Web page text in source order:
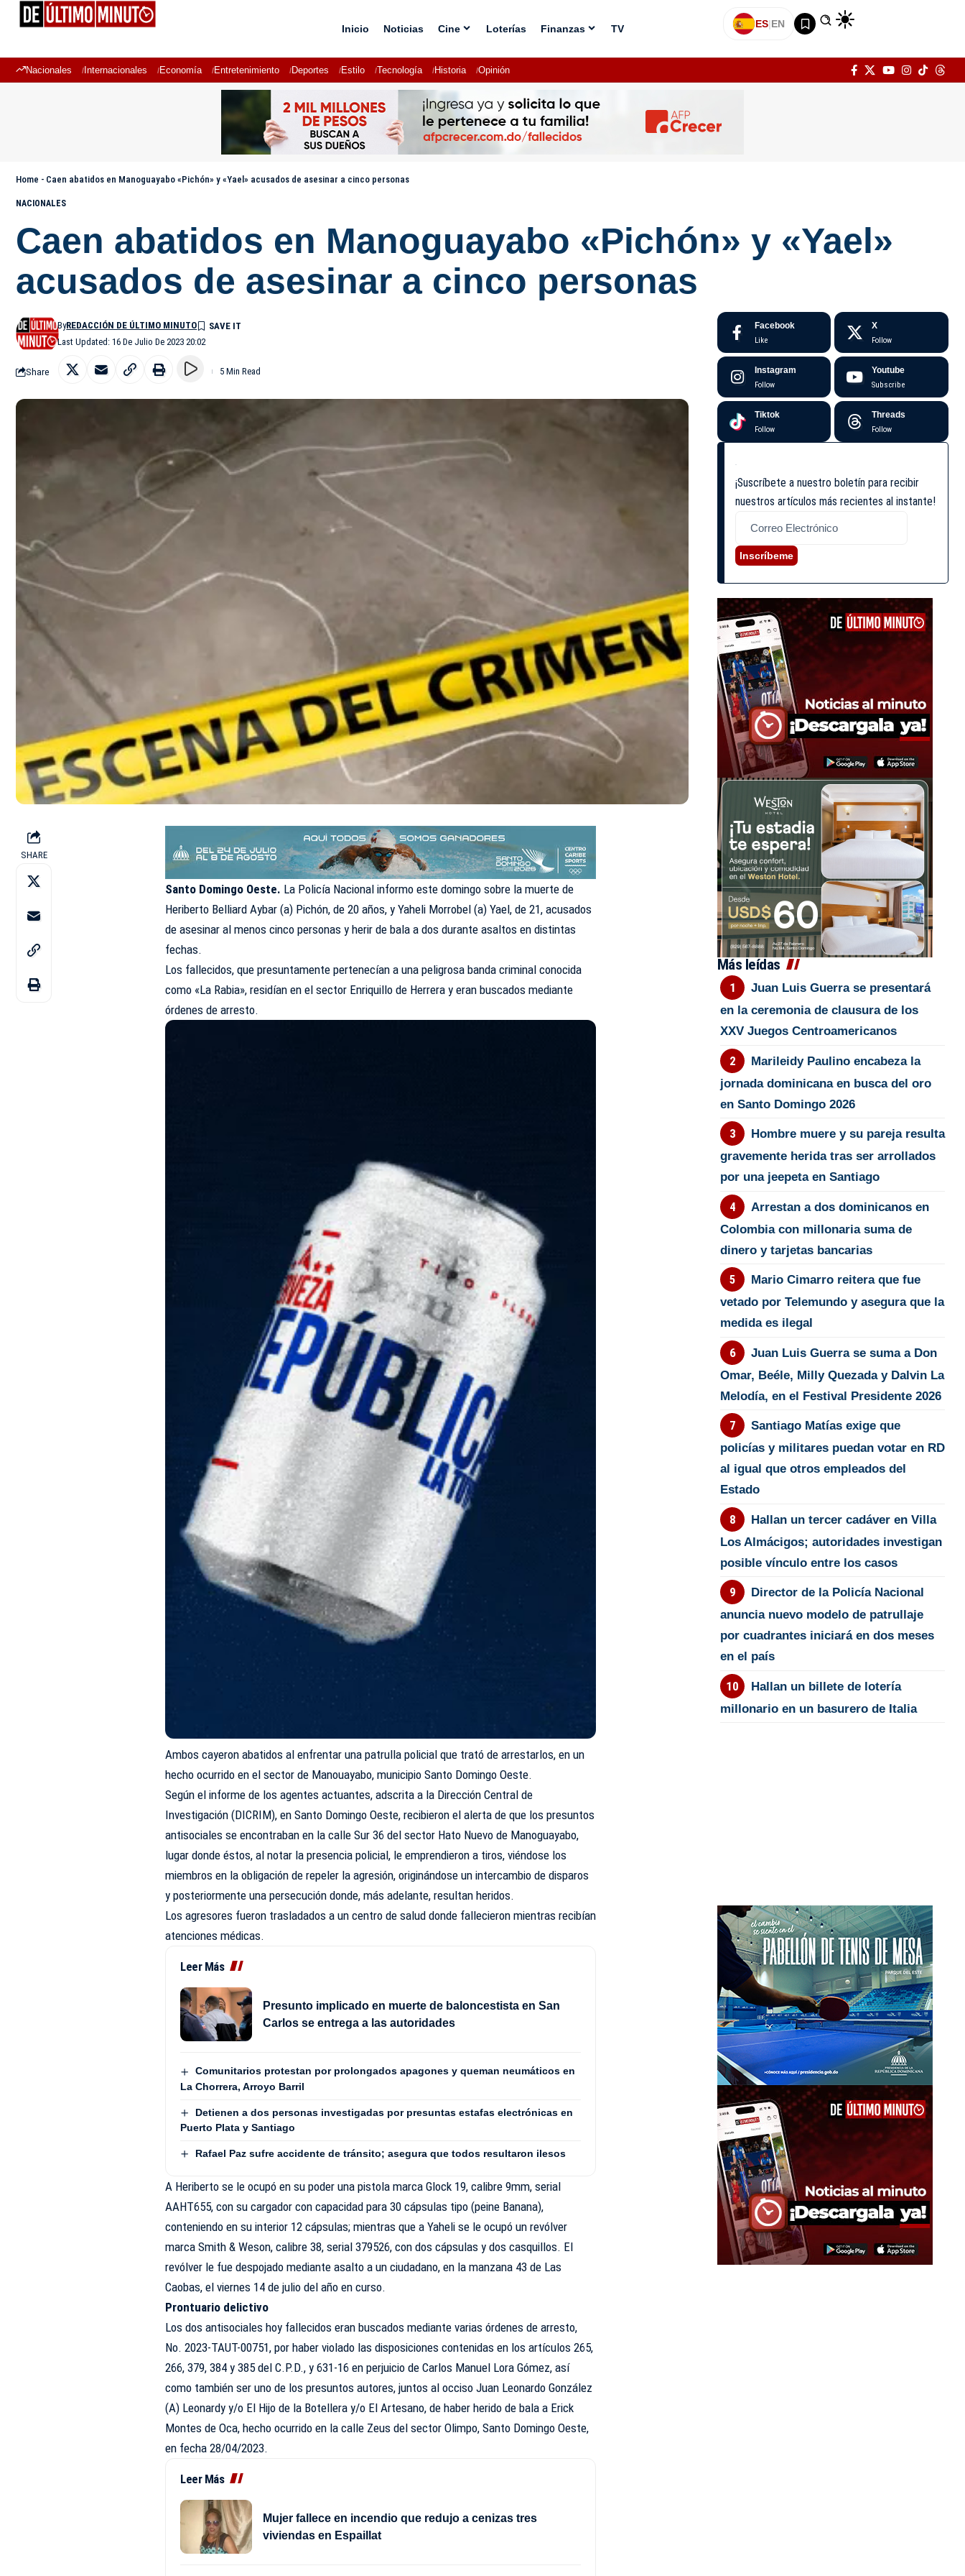
Inicio Noticias Cine Loterías Finanzas TV ES|EN
Nacionales Internacionales Economía Entretenimiento Deportes Estilo Tecnología Historia Opinión
Home - Caen abatidos en Manoguayabo «Pichón» y «Yael» acusados de asesinar a cinco personas
NACIONALES
Caen abatidos en Manoguayabo «Pichón» y «Yael»
acusados de asesinar a cinco personas
Last Updated: 16 De Julio De 2023 20:02
ByREDACCIÓN DE ÚLTIMO MINUTO
Share 5 Min Read
SHARE
Santo Domingo Oeste. La Policía Nacional informo este domingo sobre la muerte de
Heriberto Belliard Aybar (a) Pichón, de 20 años, y Yaheli Morrobel (a) Yael, de 21, acusados
de asesinar al menos cinco personas y herir de bala a dos durante asaltos en distintas
fechas.
Los fallecidos, que presuntamente pertenecían a una peligrosa banda criminal conocida
como «La Rabia», residían en el sector Enriquillo de Herrera y eran buscados mediante
órdenes de arresto.
Ambos cayeron abatidos al enfrentar una patrulla policial que trató de arrestarlos, en un
hecho ocurrido en el sector de Manouayabo, municipio Santo Domingo Oeste.
Según el informe de los agentes actuantes, adscrita a la Dirección Central de
Investigación (DICRIM), en Santo Domingo Oeste, recibieron el alerta de que los presuntos
antisociales se encontraban en la calle Sur 36 del sector Hato Nuevo de Manoguayabo,
lugar donde éstos, al notar la presencia policial, le emprendieron a tiros, viéndose los
miembros en la obligación de repeler la agresión, originándose un intercambio de disparos
y posteriormente una persecución donde, más adelante, resultan heridos.
Los agresores fueron trasladados a un centro de salud donde fallecieron mientras recibían
atenciones médicas.
Leer Más
Presunto implicado en muerte de baloncestista en San
Carlos se entrega a las autoridades
Comunitarios protestan por prolongados apagones y queman neumáticos en
La Chorrera, Arroyo Barril
Detienen a dos personas investigadas por presuntas estafas electrónicas en
Puerto Plata y Santiago
Rafael Paz sufre accidente de tránsito; asegura que todos resultaron ilesos
A Heriberto se le ocupó en su poder una pistola marca Glock 19, calibre 9mm, serial
AAHT655, con su cargador con capacidad para 30 cápsulas tipo (peine Banana),
conteniendo en su interior 12 cápsulas; mientras que a Yaheli se le ocupó un revólver
marca Smith & Weson, calibre 38, serial 379526, con dos cápsulas y dos casquillos. El
revólver le fue despojado mediante asalto a un ciudadano, en la manzana 43 de Las
Caobas, el viernes 14 de julio del año en curso.
Prontuario delictivo
Los dos antisociales hoy fallecidos eran buscados mediante varias órdenes de arresto,
No. 2023-TAUT-00751, por haber violado las disposiciones contenidas en los artículos 265,
266, 379, 384 y 385 del C.P.D., y 631-16 en perjuicio de Carlos Manuel Lora Gómez, así
como también ser uno de los presuntos autores, juntos al occiso Juan Leonardo González
(A) Leonardy y/o El Hijo de la Botellera y/o El Artesano, de haber herido de bala a Erick
Montes de Oca, hecho ocurrido en la calle Zeus del sector Olimpo, Santo Domingo Oeste,
en fecha 28/04/2023.
Leer Más
Mujer fallece en incendio que redujo a cenizas tres
viviendas en Espaillat
Facebook
Like
X
Follow
Instagram
Follow
Youtube
Subscribe
Tiktok
Follow
Threads
Follow
¡Suscríbete a nuestro boletín para recibir
nuestros artículos más recientes al instante!
Inscríbeme
Más leídas
Juan Luis Guerra se presentará
en la ceremonia de clausura de los
XXV Juegos Centroamericanos
Marileidy Paulino encabeza la
jornada dominicana en busca del oro
en Santo Domingo 2026
Hombre muere y su pareja resulta
gravemente herida tras ser arrollados
por una jeepeta en Santiago
Arrestan a dos dominicanos en
Colombia con millonaria suma de
dinero y tarjetas bancarias
Mario Cimarro reitera que fue
vetado por Telemundo y asegura que la
medida es ilegal
Juan Luis Guerra se suma a Don
Omar, Beéle, Milly Quezada y Dalvin La
Melodía, en el Festival Presidente 2026
Santiago Matías exige que
policías y militares puedan votar en RD
al igual que otros empleados del
Estado
Hallan un tercer cadáver en Villa
Los Almácigos; autoridades investigan
posible vínculo entre los casos
Director de la Policía Nacional
anuncia nuevo modelo de patrullaje
por cuadrantes iniciará en dos meses
en el país
Hallan un billete de lotería
millonario en un basurero de Italia